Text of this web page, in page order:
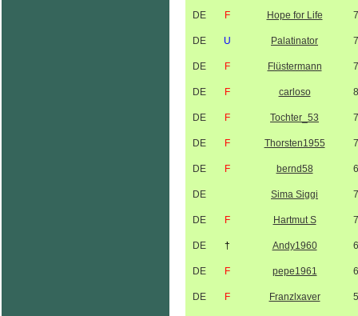
DE F Hope for Life
DE U Palatinator
DE F Flüstermann
DE F carloso
DE F Tochter_53
DE F Thorsten1955
DE F bernd58
DE Sima Siggi
DE F Hartmut S
DE † Andy1960
DE F pepe1961
DE F Franzlxaver